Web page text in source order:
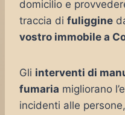
domicilio e
traccia di fuliggine
vostro immobile a
Gli interventi di
fumaria migliorano
incidenti alle